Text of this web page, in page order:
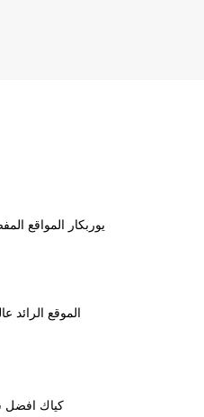
يوربكار المواقع
الموقع الرائد
كياك افضل